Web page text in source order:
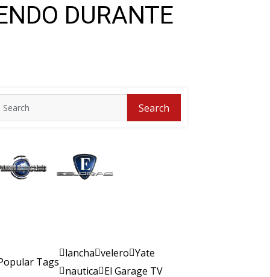
DURANTE
for:
Search
Tags
lancha velero Yate
nautica El Garage TV